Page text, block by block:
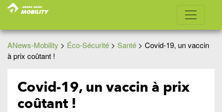
ANews-Mobility > Éco-Sécurité > Santé > Covid-19, un vaccin
à prix coûtant !
Covid-19, un vaccin à prix
coûtant !